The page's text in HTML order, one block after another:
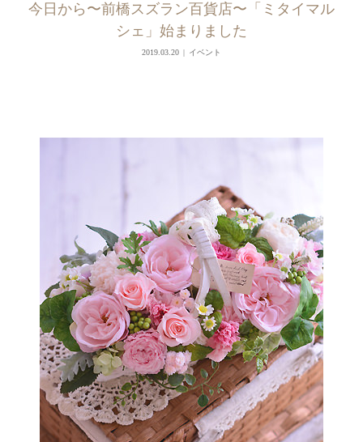
今日から〜前橋スズラン百貨店〜「ミタイマル
シェ」始まりました
2019.03.20 イベント